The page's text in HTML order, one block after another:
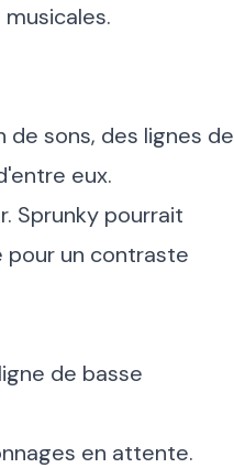
sons, des lignes de
eux.
Sprunky pourrait
pour un contraste
de basse
en attente.